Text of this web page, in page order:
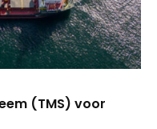
(TMS) voor